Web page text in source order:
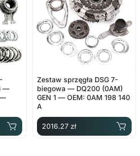
—
—
Zestaw sprzęgła DSG 7-
biegowa — DQ200 (0AM)
GEN 1 — OEM: 0AM 198 140
A
2016.27 zł